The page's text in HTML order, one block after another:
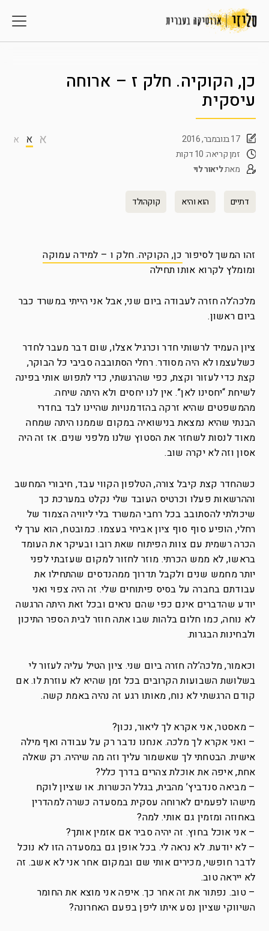
כן, הקוקיה. חלק ז – ארוחה
עיסקית
א א א
17 בנובמבר, 2016
זמן קריאה: 10 דקות
מאתליאור לוי
דתיים הוא והיא קוקהולד
זהו המשך לסיפור כן, הקוקיה. חלק ו – למידה עמוקה
ומומלץ לקרוא אותו תחילה
מלכה’לה חזרה לעבודה ביום שני, אבל אני הייתי במשרד כבר
ביום ראשון.
ציון העמיד לרשותי חדר וכרגיל אצלו, שום דבר מעבר לחדר
כשלעצמו לא היה מסודר. רחלי הסתובבה סביבי כל הבוקר,
קצת כדי לעזור וקצת, כפי שהרגשתי, כדי לתפוש אותי בפינה
לשיחת “יחסינו לאן”. אין לנו יחסים ולא היתה שיחה.
מהמשפטים שהיא זרקה בהזדמנויות שהיינו לבד בחדרי
הבנתי שהיא נמצאת בנישואיה במקום שממנו היתה שמחה
מאוד לנסות לשחזר את הסטוץ שלנו מלפני שנים. אז זה היה
אסון וזה לא יקרה שוב.
כשהחדר קצת קיבל צורה, הטלפון הקווי עבד, חיבורי המחשב
וההרשאות פעלו וכרטיס העובד שלי נקלט במערכת כך
שיכולתי להסתובב בכל רחבי המשרד בלי ליוויה הצמוד של
רחלי, הופיע סוף סוף ציון אביחי בעצמו. כמובטח, הוא ערך לי
הכרה רשמית עם צוות הפיתוח שאת רובו ובעיקר את העומד
בראשו, לא ממש הכרתי. מוזר לחזור למקום שעזבתי לפני
יותר מחמש שנים ולקבל תדרוך ממהנדסים שהתחילו את
עבודתם בחברה על בסיס פיתוחים שלי. זה היה צפוי ואני
יודע שהדברים אינם כפי שהם נראים ובכל זאת היתה הרגשה
לא נוחה, כמו חלום בלהות שבו אתה חוזר לבית הספר התיכון
ולבחינות הבגרות.
וכאמור, מלכה’לה חזרה ביום שני. ציון הטיל עליה לעזור לי
בשלושת השבועות הקרובים בכל זמן שהיא לא עוזרת לו. אם
קודם הרגשתי לא נוח, מאותו רגע זה נהיה באמת קשה.
– מאסטר, אני אקרא לך ליאור, נכון?
– ואני אקרא לך מלכה. אנחנו נדבר רק על עבודה ואף מילה
אישית. הבטחתי לך שאשמור עליך וזה מה שיהיה. רק שאלה
אחת, איפה את אוכלת צהרים בדרך כלל?
– מביאה סנדביץ’ מהבית, בגלל הכשרות. או שציון לוקח
מישהו לפעמים לארוחה עסקית במסעדה כשרה למהדרין
באחוזה ומזמין גם אותי. למה?
– אני אוכל בחוץ. זה יהיה סביר אם אזמין אותך?
– לא יודעת. לא נראה לי. בכל אופן גם במסעדה הזו לא נוכל
לדבר חופשי, מכירים אותי שם ובמקום אחר אני לא אשב. זה
לא ייראה טוב.
– טוב. נפתור את זה אחר כך. איפה אני מוצא את החומר
השיווקי שציון נסע איתו ליפן בפעם האחרונה?